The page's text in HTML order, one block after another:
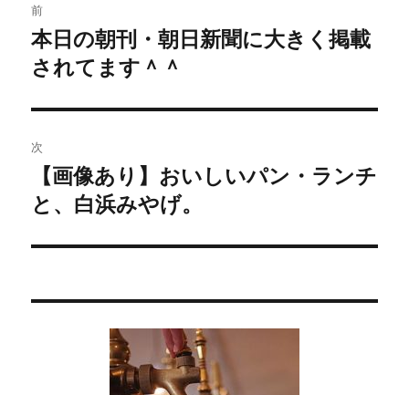
稿
ナ
ビ
ゲ
ー
シ
ン
前
過
去
投
稿:
本日の朝刊・朝日新聞に大きく掲載
されてます＾＾
次
の
稿:
【画像あり】おいしいパン・ランチ
と、白浜みやげ。